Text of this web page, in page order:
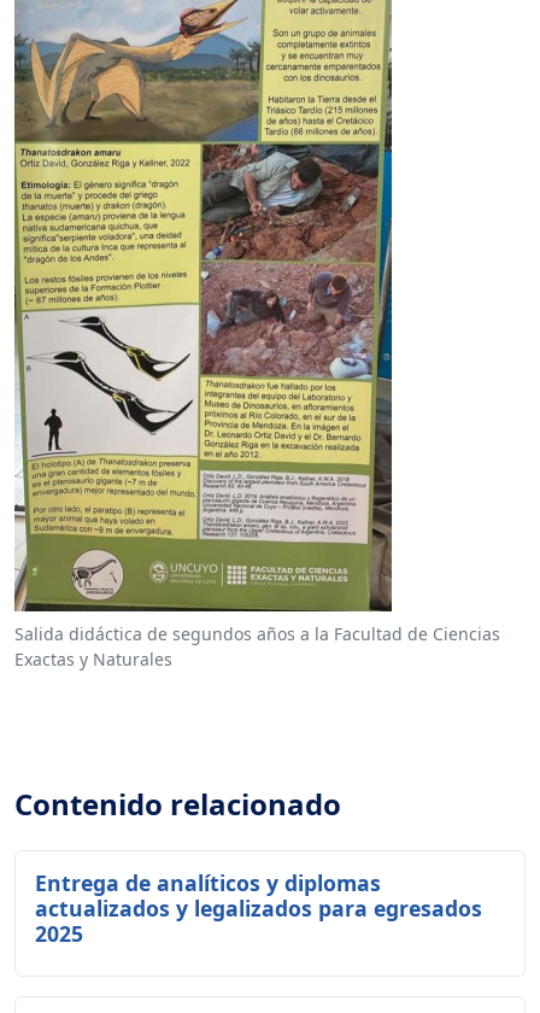
Salida didáctica de segundos años a la Facultad de Ciencias
Exactas y Naturales
Contenido relacionado
Entrega de analíticos y diplomas
actualizados y legalizados para egresados
2025